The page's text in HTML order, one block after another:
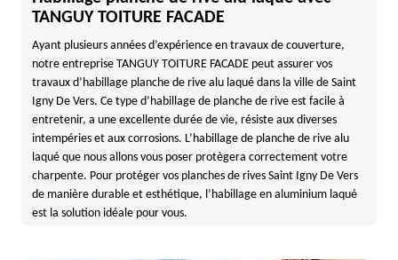
TANGUY TOITURE FACADE
Ayant plusieurs années d’expérience en travaux de couverture,
notre entreprise TANGUY TOITURE FACADE peut assurer vos
travaux d’habillage planche de rive alu laqué dans la ville de Saint
Igny De Vers. Ce type d’habillage de planche de rive est facile à
entretenir, a une excellente durée de vie, résiste aux diverses
intempéries et aux corrosions. L’habillage de planche de rive alu
laqué que nous allons vous poser protègera correctement votre
charpente. Pour protéger vos planches de rives Saint Igny De Vers
de manière durable et esthétique, l’habillage en aluminium laqué
est la solution idéale pour vous.